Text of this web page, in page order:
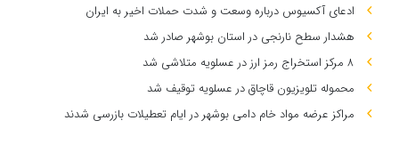
ادعای آکسیوس درباره وسعت و شدت حملات اخیر به ایران
هشدار سطح نارنجی در استان بوشهر صادر شد
۸ مرکز استخراج رمز ارز در عسلویه متلاشی شد
محموله تلویزیون قاچاق در عسلویه توقیف شد
مراکز عرضه مواد خام دامی بوشهر در ایام تعطیلات بازرسی شدند